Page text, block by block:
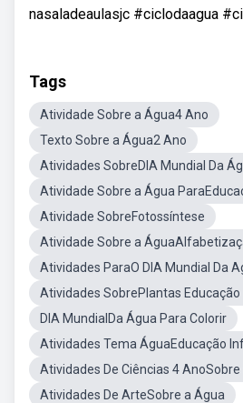
nasaladeaulasjc #ciclodaagua
Tags
Atividade Sobre a Água4 Ano
Texto Sobre a Água2 Ano
Atividades SobreDIA Mundial Da
Atividade Sobre a Água
Atividade SobreFotossíntese
Atividade Sobre a
Atividades ParaO DIA Mundial Da
Atividades SobrePlantas Educação
DIA MundialDa Água Para Colorir
Atividades Tema ÁguaEducação
Atividades De Ciências 4 AnoSobre
Atividades De ArteSobre a Água